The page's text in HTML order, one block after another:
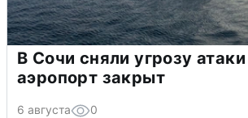
В Сочи сняли угрозу
аэропорт закрыт
6 августа 0